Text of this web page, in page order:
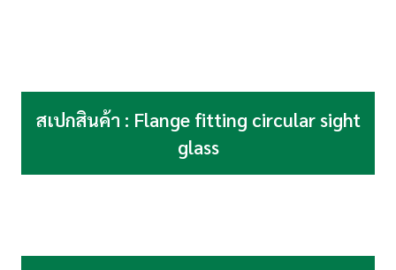
สเปกสินค้า : Flange fitting circular sight
glass